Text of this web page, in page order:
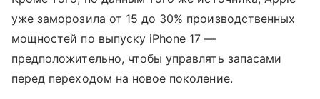
уже заморозила от 15 до 30% производственных
мощностей по выпуску iPhone 17 —
предположительно, чтобы управлять запасами
перед переходом на новое поколение.